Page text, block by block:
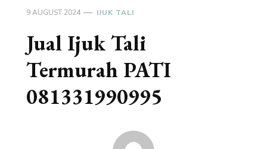
9 AUGUST 2024 IJUK TALI
Jual Ijuk Tali
Termurah PATI
081331990995